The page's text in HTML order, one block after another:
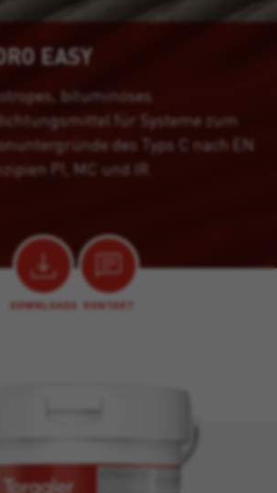
EASY
bituminöses
für Systeme zum
des Typs C nach EN
PI, MC und IR.
DOWNLOADS KONTAKT